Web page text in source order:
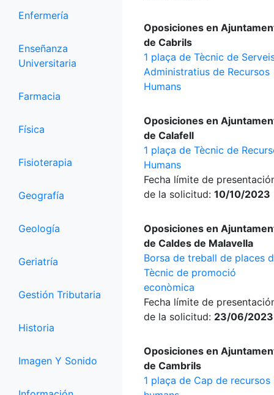
Enfermería
Enseñanza
Universitaria
Farmacia
Física
Fisioterapia
Geografía
Geología
Geriatría
Gestión Tributaria
Historia
Imagen Y Sonido
Oposiciones en
de Cabrils
1 plaça de Tècnic de
Administratius de Recursos
Humans
Oposiciones en
de Calafell
1 plaça de Tècnic de
Humans
Fecha límite de
de la solicitud: 10/10/2023
Oposiciones en
de Caldes de Malavella
Borsa de treball de places
Tècnic de promoció
econòmica
Fecha límite de
de la solicitud: 23/06/2023
Oposiciones en
de Cambrils
1 plaça de Cap de recursos